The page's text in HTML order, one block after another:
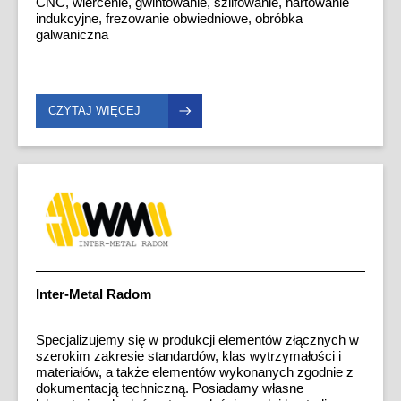
ISO 9002 oraz koncesję MSWIA B-157/2024.
zaawansowanych technologii i procesów. Ponieważ
szanujemy swoich klientów, zobowiązujemy się
indukcyjne, frezowanie obwiedniowe, obróbka
galwaniczna
CZYTAJ WIĘCEJ
Inter-Metal Radom
Specjalizujemy się w produkcji elementów złącznych w
szerokim zakresie standardów, klas wytrzymałości i
materiałów, a także elementów wykonanych zgodnie z
dokumentacją techniczną. Posiadamy własne